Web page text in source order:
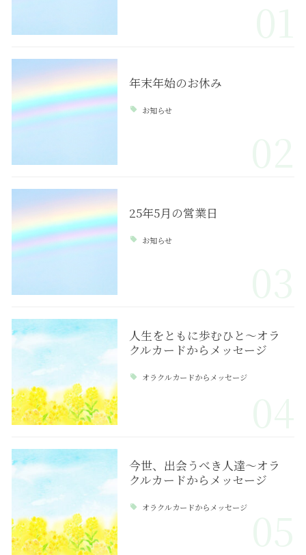
年末年始のお休み
お知らせ
25年5月の営業日
お知らせ
人生をともに歩むひと～オラ
クルカードからメッセージ
オラクルカードからメッセージ
今世、出会うべき人達～オラ
クルカードからメッセージ
オラクルカードからメッセージ